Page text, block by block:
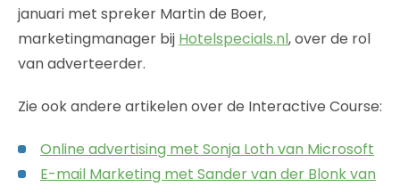
januari met spreker Martin de Boer,
marketingmanager bij Hotelspecials.nl, over de rol
van adverteerder.
Zie ook andere artikelen over de Interactive Course:
Online advertising met Sonja Loth van Microsoft
E-mail Marketing met Sander van der Blonk van